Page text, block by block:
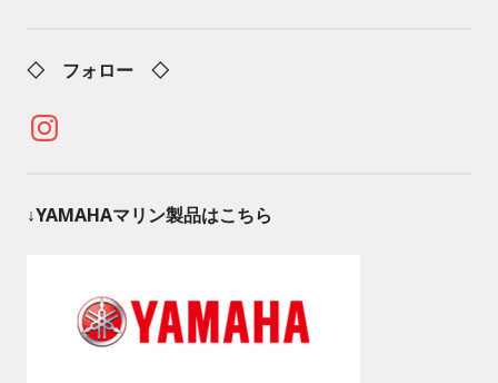
◇ フォロー ◇
Instagram
↓YAMAHAマリン製品はこちら